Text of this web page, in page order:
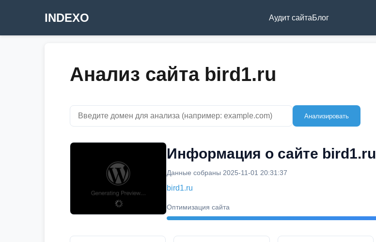
INDEXO Аудит сайтаБлог
Анализ сайта bird1.ru
Анализировать
Информация о сайте bird1.ru
Данные собраны 2025-11-01 20:31:37
bird1.ru
Оптимизация сайта